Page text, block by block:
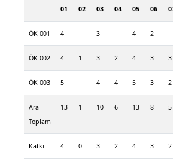
01
02
03
04
05
06
ÖK 001 4 3 4 2
ÖK 002 4 1 3 2 4 3 3
ÖK 003 5 4 4 5 3 2
Ara
Toplam
13 1 10 6 13 8 5
Katkı 4 0 3 2 4 3 2